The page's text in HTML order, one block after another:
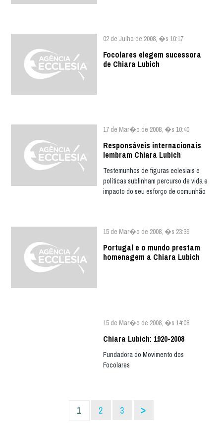
02 de Julho de 2008, �s 10:17
Focolares elegem sucessora
de Chiara Lubich
17 de Mar�o de 2008, �s 10:40
Responsáveis internacionais
lembram Chiara Lubich
Testemunhos de figuras eclesiais e
políticas sublinham percurso de vida e
impacto do seu esforço de comunhão
15 de Mar�o de 2008, �s 23:39
Portugal e o mundo prestam
homenagem a Chiara Lubich
15 de Mar�o de 2008, �s 14:08
Chiara Lubich: 1920-2008
Fundadora do Movimento dos
Focolares
1 2 3 >